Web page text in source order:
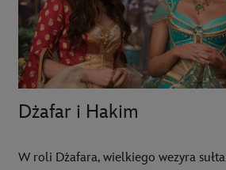
Dżafar i Hakim
W roli Dżafara, wielkiego wezyra